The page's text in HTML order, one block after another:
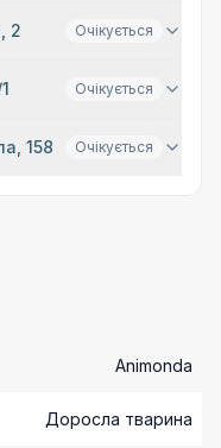
2 Очікується
Очікується
158 Очікується
Animonda
Доросла тварина